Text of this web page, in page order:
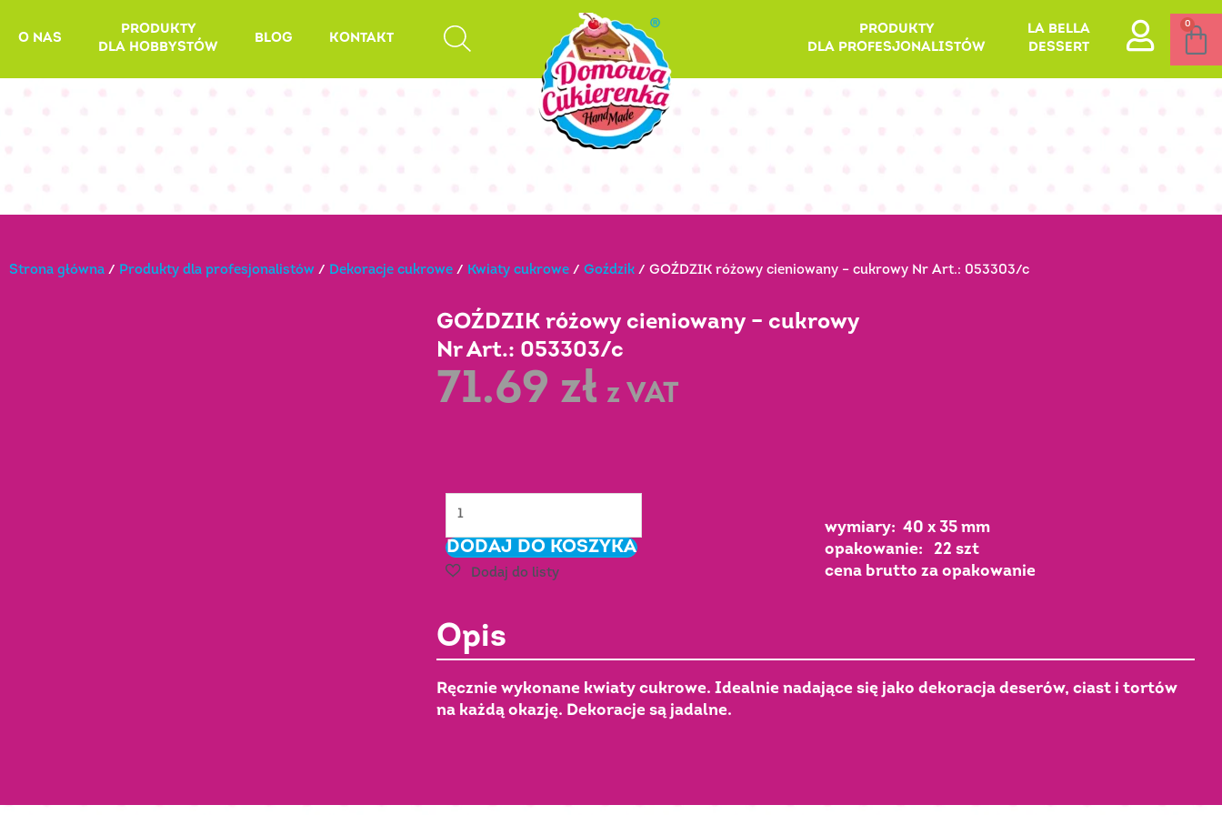
O NAS
PRODUKTY
DLA HOBBYSTÓW
BLOG KONTAKT
PRODUKTY
DLA PROFESJONALISTÓW
LA BELLA
DESSERT
0
Strona główna / Produkty dla profesjonalistów / Dekoracje cukrowe / Kwiaty cukrowe / Goździk / GOŹDZIK różowy cieniowany – cukrowy Nr Art.: 053303/c
GOŹDZIK różowy cieniowany – cukrowy
Nr Art.: 053303/c
71.69 zł z VAT
różowy
cieniowany
Nr
Art.:
DODAJ DO KOSZYKA
wymiary: 40 x 35 mm
opakowanie: 22 szt
cena brutto za opakowanie
Opis
Ręcznie wykonane kwiaty cukrowe. Idealnie nadające się jako dekoracja deserów, ciast i tortów
na każdą okazję. Dekoracje są jadalne.